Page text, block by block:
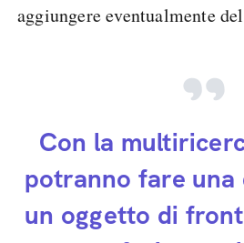
aggiungere eventualmente
Con la
potranno fare una
un oggetto di